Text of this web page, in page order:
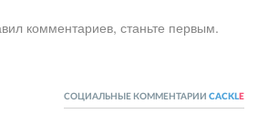
комментариев, станьте первым.
СОЦИАЛЬНЫЕ КОММЕНТАРИИ CACKL E